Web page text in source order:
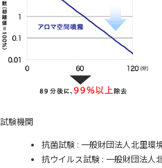
試験機関
抗菌試験 : 一般財団法人北里環
抗ウイルス試験 : 一般財団法人